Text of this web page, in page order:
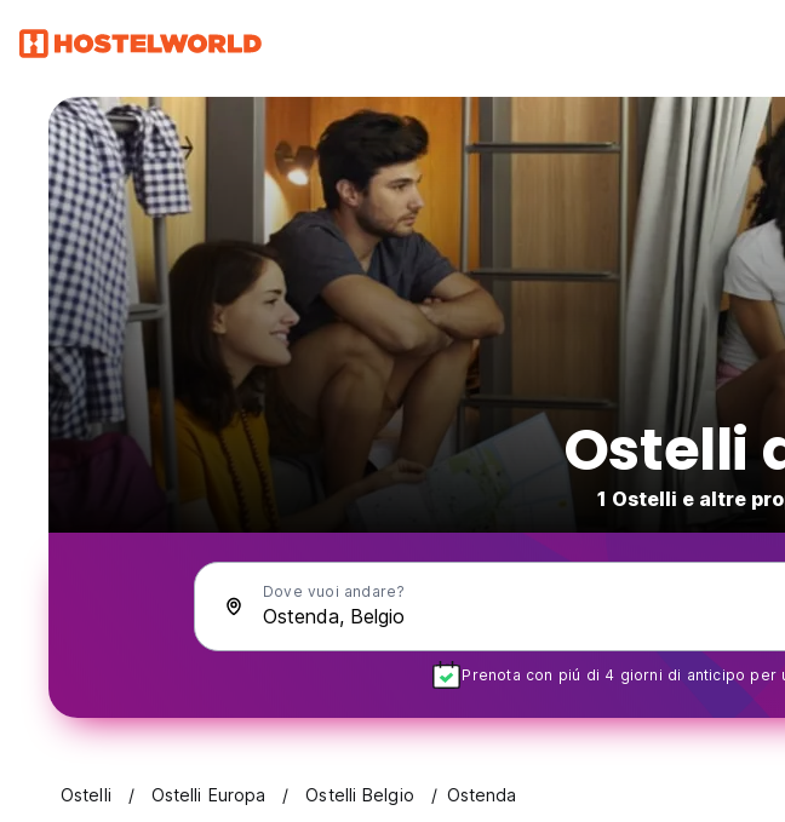
Ostelli
1 Ostelli e altre
Dove vuoi andare?
Prenota con piú di 4 giorni di anticipo per
Ostelli Ostelli Europa Ostelli Belgio Ostenda